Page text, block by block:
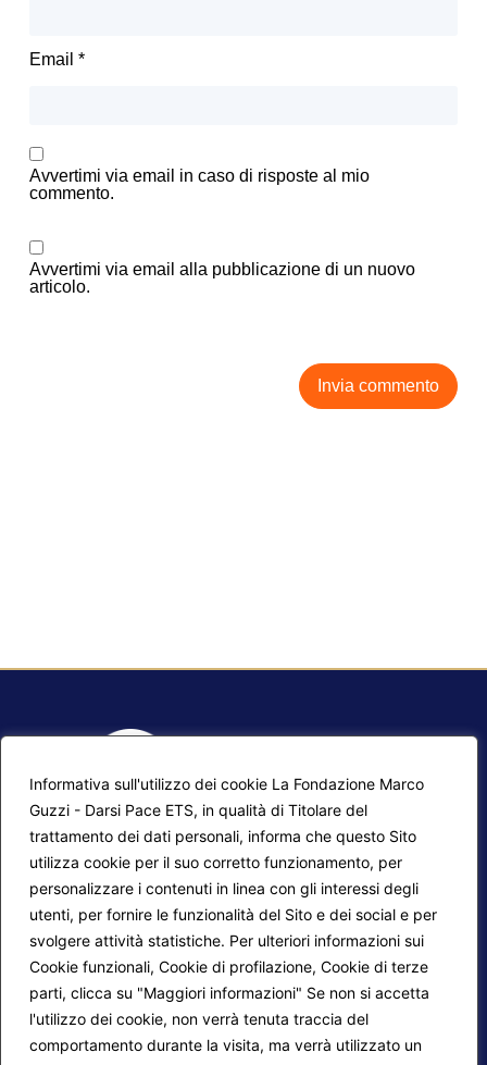
Informativa sull'utilizzo dei cookie La Fondazione Marco
Guzzi - Darsi Pace ETS, in qualità di Titolare del
trattamento dei dati personali, informa che questo Sito
utilizza cookie per il suo corretto funzionamento, per
personalizzare i contenuti in linea con gli interessi degli
utenti, per fornire le funzionalità del Sito e dei social e per
svolgere attività statistiche. Per ulteriori informazioni sui
Cookie funzionali, Cookie di profilazione, Cookie di terze
parti, clicca su "Maggiori informazioni" Se non si accetta
l'utilizzo dei cookie, non verrà tenuta traccia del
comportamento durante la visita, ma verrà utilizzato un
Email *
Avvertimi via email in caso di risposte al mio
commento.
Avvertimi via email alla pubblicazione di un nuovo
articolo.
Mappa del sito
Progetti Darsi Pace
Login redattori
Calendario corsi
Privacy Policy
Cookie Policy